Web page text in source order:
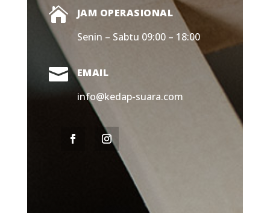

JAM OPERASIONAL
Senin – Sabtu 09:00 – 18:00

EMAIL
info@kedap-suara.com